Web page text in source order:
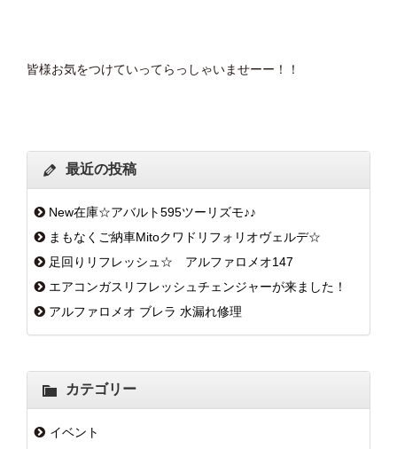
皆様お気をつけていってらっしゃいませーー！！
最近の投稿
New在庫☆アバルト595ツーリズモ♪♪
まもなくご納車Mitoクワドリフォリオヴェルデ☆
足回りリフレッシュ☆ アルファロメオ147
エアコンガスリフレッシュチェンジャーが来ました！
アルファロメオ ブレラ 水漏れ修理
カテゴリー
イベント